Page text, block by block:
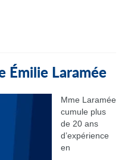
Émilie Laramée
Mme Laramée
cumule plus
de 20 ans
d’expérience
en